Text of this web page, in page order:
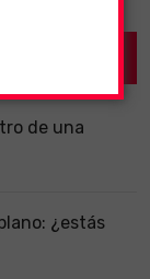
de una
¿estás